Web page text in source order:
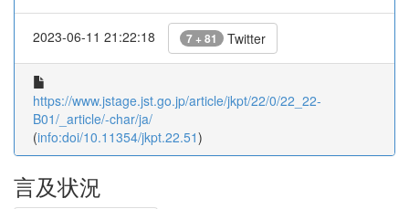
2023-06-11 21:22:18 7 + 81 Twitter
https://www.jstage.jst.go.jp/article/jkpt/22/0/22_22-
B01/_article/-char/ja/
(info:doi/10.11354/jkpt.22.51)
言及状況